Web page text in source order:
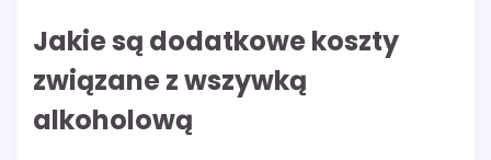
Jakie są dodatkowe koszty
związane z wszywką
alkoholową